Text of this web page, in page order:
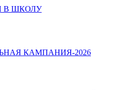
В ШКОЛУ
КАМПАНИЯ-2026